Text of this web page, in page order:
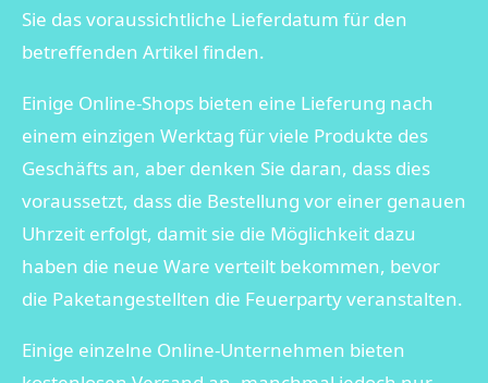
Sie das voraussichtliche Lieferdatum für den
betreffenden Artikel finden.
Einige Online-Shops bieten eine Lieferung nach
einem einzigen Werktag für viele Produkte des
Geschäfts an, aber denken Sie daran, dass dies
voraussetzt, dass die Bestellung vor einer genauen
Uhrzeit erfolgt, damit sie die Möglichkeit dazu
haben die neue Ware verteilt bekommen, bevor
die Paketangestellten die Feuerparty veranstalten.
Einige einzelne Online-Unternehmen bieten